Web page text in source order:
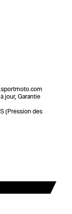
jour, Garantie
(Pression des